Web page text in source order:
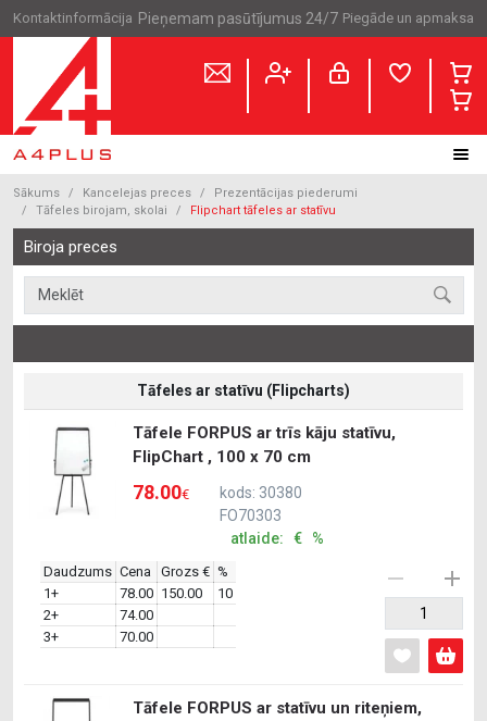
Kontaktinformācija Pieņemam pasūtījumus 24/7 Piegāde un apmaksa
Sākums Kancelejas preces
Prezentācijas piederumi
Tāfeles birojam, skolai
Flipchart tāfeles ar statīvu
Biroja preces
Tāfeles ar statīvu (Flipcharts)
Tāfele FORPUS ar trīs kāju statīvu,
FlipChart , 100 x 70 cm
78.00€
kods: 30380
FO70303
atlaide: € %
Daudzums Cena Grozs € %
1+
78.00 150.00
10
2+
74.00
3+
70.00
Tāfele FORPUS ar statīvu un riteņiem,